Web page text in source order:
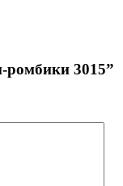
ромбики 3015”